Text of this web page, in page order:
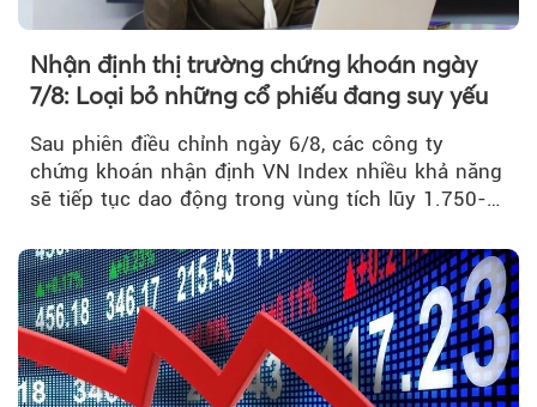
Nhận định thị trường chứng khoán ngày
7/8: Loại bỏ những cổ phiếu đang suy yếu
Sau phiên điều chỉnh ngày 6/8, các công ty
chứng khoán nhận định VN Index nhiều khả năng
sẽ tiếp tục dao động trong vùng tích lũy 1.750-